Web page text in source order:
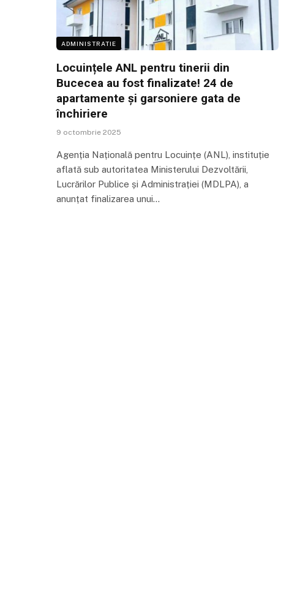
ADMINISTRATIE
Locuințele ANL pentru tinerii din
Bucecea au fost finalizate! 24 de
apartamente și garsoniere gata de
închiriere
9 octombrie 2025
Agenția Națională pentru Locuințe (ANL), instituție
aflată sub autoritatea Ministerului Dezvoltării,
Lucrărilor Publice și Administrației (MDLPA), a
anunțat finalizarea unui…